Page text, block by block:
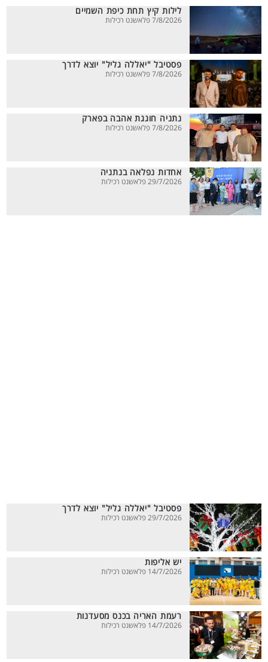
לילות קיץ תחת כיפת השמיים
7/8/2026 פלאשנט רכילות
פסטיבל "יאללה גליל" יוצא לדרך
7/8/2026 פלאשנט רכילות
נתניה חוגגת אהבה בפארק
7/8/2026 פלאשנט רכילות
אחדות נפלאה בנתניה
29/7/2026 פלאשנט רכילות
פסטיבל "יאללה גליל" יוצא לדרך
29/7/2026 פלאשנט רכילות
יש אליפות
14/7/2026 פלאשנט רכילות
רעמת האריה בכנס מסעדנות
14/7/2026 פלאשנט רכילות